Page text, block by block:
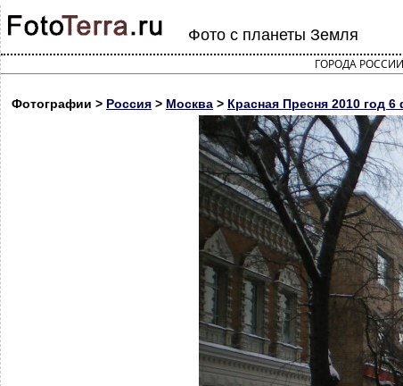
Фото с планеты Земля
ГОРОДА РОССИИ
Фотографии > Россия > Москва > Красная Пресня 2010 год